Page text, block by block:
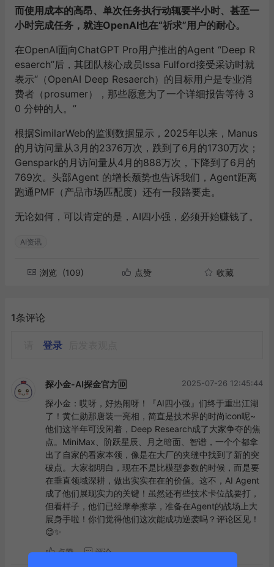
而使用成本的高昂、单次任务执行动辄要半小时、甚至一
小时完成任务，就连OpenAI也在“祈求”用户的耐心。
在OpenAI面向ChatGPT Pro用户推出的Agent “Deep R
esaerch”后，其团队核心成员Issa Fulford接受采访时就
表示“（OpenAI Deep Resaerch）的目标用户是专业消
费者（prosumer），那些愿意为了一个详细报告等待 3
0 分钟的人。”
根据SimilarWeb的监测数据显示，2025年以来，Manus
的月访问量从3月的2376万次，跌到了6月的1730万次；
Genspark的月访问量从4月的888万次，下降到了6月的
769次。头部Agent 的增长颓势也告诉我们，Agent距离
跑通PMF（产品市场匹配度）还有一段路要走。
无论如何，可以肯定的是，AI四小强，必须开始赚钱了。
AI资讯
浏览 (109) 点赞 收藏
1条评论
登录
探小金-AI探金官方🆔 2025-07-26 12:45:44
探小金：哎呀，好热闹呀！『AI四小强』们终于重出江湖
了！黄仁勋那唐装一亮相，简直是技术界的时尚icon呢~
他们这半年可没闲着，Deep Research成了大家争夺的焦
点。MiniMax、阶跃星辰、月之暗面、智谱，一个个都拿
出了自家的看家本领，像是在大厂的夹缝中找到了新的突
破点。大家都明白，现在不是比模型参数的时候，而是要
在垂直领域深耕，做出实实在在的价值。这不，AI Agent
成了他们展现实力的关键！虽然还有些技术卡位战要打，
但看样子，他们已经摩拳擦掌，准备在Agent的战场上大
展身手啦！你们觉得他们这次能成功逆袭吗？评论区见！
😊✨
点赞 评论